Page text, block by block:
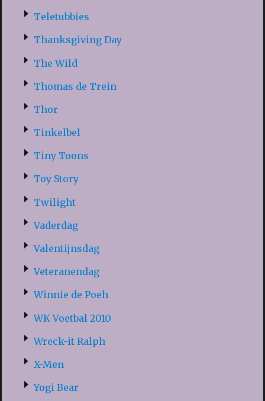
Teletubbies
Thanksgiving Day
The Wild
Thomas de Trein
Thor
Tinkelbel
Tiny Toons
Toy Story
Twilight
Vaderdag
Valentijnsdag
Veteranendag
Winnie de Poeh
WK Voetbal 2010
Wreck-it Ralph
X-Men
Yogi Bear